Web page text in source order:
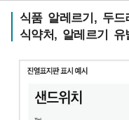
식품 알레르기, 두드
식약처, 알레르기